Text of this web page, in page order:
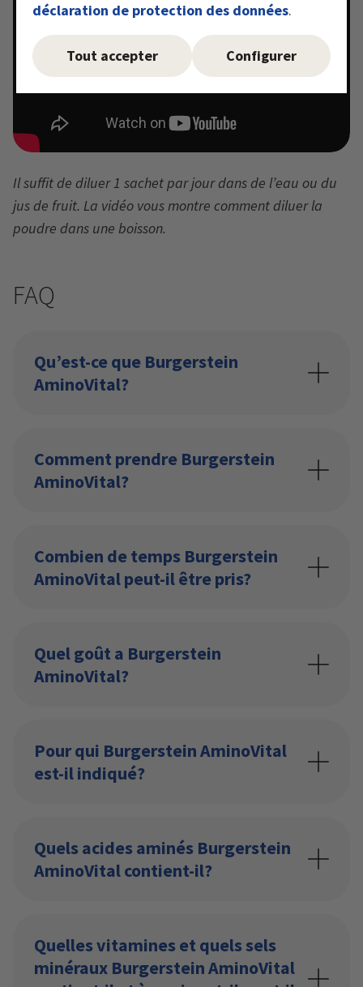
déclaration de protection des données.
Tout accepter Configurer
Il suffit de diluer 1 sachet par jour dans de l’eau ou du
jus de fruit. La vidéo vous montre comment diluer la
poudre dans une boisson.
FAQ
Qu’est-ce que Burgerstein
AminoVital?
Comment prendre Burgerstein
AminoVital?
Combien de temps Burgerstein
AminoVital peut-il être pris?
Quel goût a Burgerstein
AminoVital?
Pour qui Burgerstein AminoVital
est-il indiqué?
Quels acides aminés Burgerstein
AminoVital contient-il?
Quelles vitamines et quels sels
minéraux Burgerstein AminoVital